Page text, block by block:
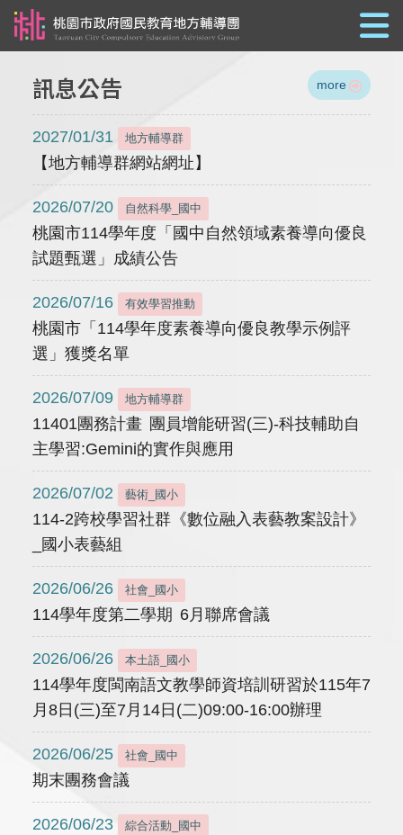
訊息公告 more
2027/01/31 地方輔導群
【地方輔導群網站網址】
2026/07/20 自然科學_國中
桃園市114學年度「國中自然領域素養導向優良
試題甄選」成績公告
2026/07/16 有效學習推動
桃園市「114學年度素養導向優良教學示例評
選」獲獎名單
2026/07/09 地方輔導群
11401團務計畫 團員增能研習(三)-科技輔助自
主學習:Gemini的實作與應用
2026/07/02 藝術_國小
114-2跨校學習社群《數位融入表藝教案設計》
_國小表藝組
2026/06/26 社會_國小
114學年度第二學期 6月聯席會議
2026/06/26 本土語_國小
114學年度閩南語文教學師資培訓研習於115年7
月8日(三)至7月14日(二)09:00-16:00辦理
2026/06/25 社會_國中
期末團務會議
2026/06/23 綜合活動_國中